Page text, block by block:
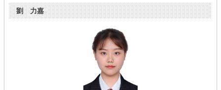
劉 力嘉